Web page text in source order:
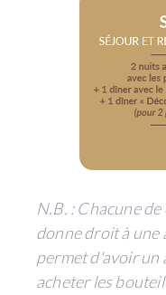
N.B. : Chacune
donne droit à une
permet d'avoir un
acheter les